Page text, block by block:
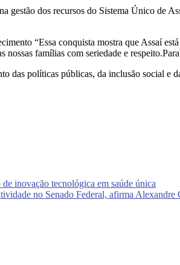
gestão dos recursos do Sistema Único de
“Essa conquista mostra que Assaí
famílias com seriedade e
das políticas públicas, da inclusão social e
inovação tecnológica em saúde única
no Senado Federal, afirma Alexandre